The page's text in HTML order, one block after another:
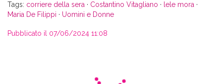
Tags: corriere della sera · Costantino Vitagliano · lele mora ·
Maria De Filippi · Uomini e Donne
Pubblicato il 07/06/2024 11:08